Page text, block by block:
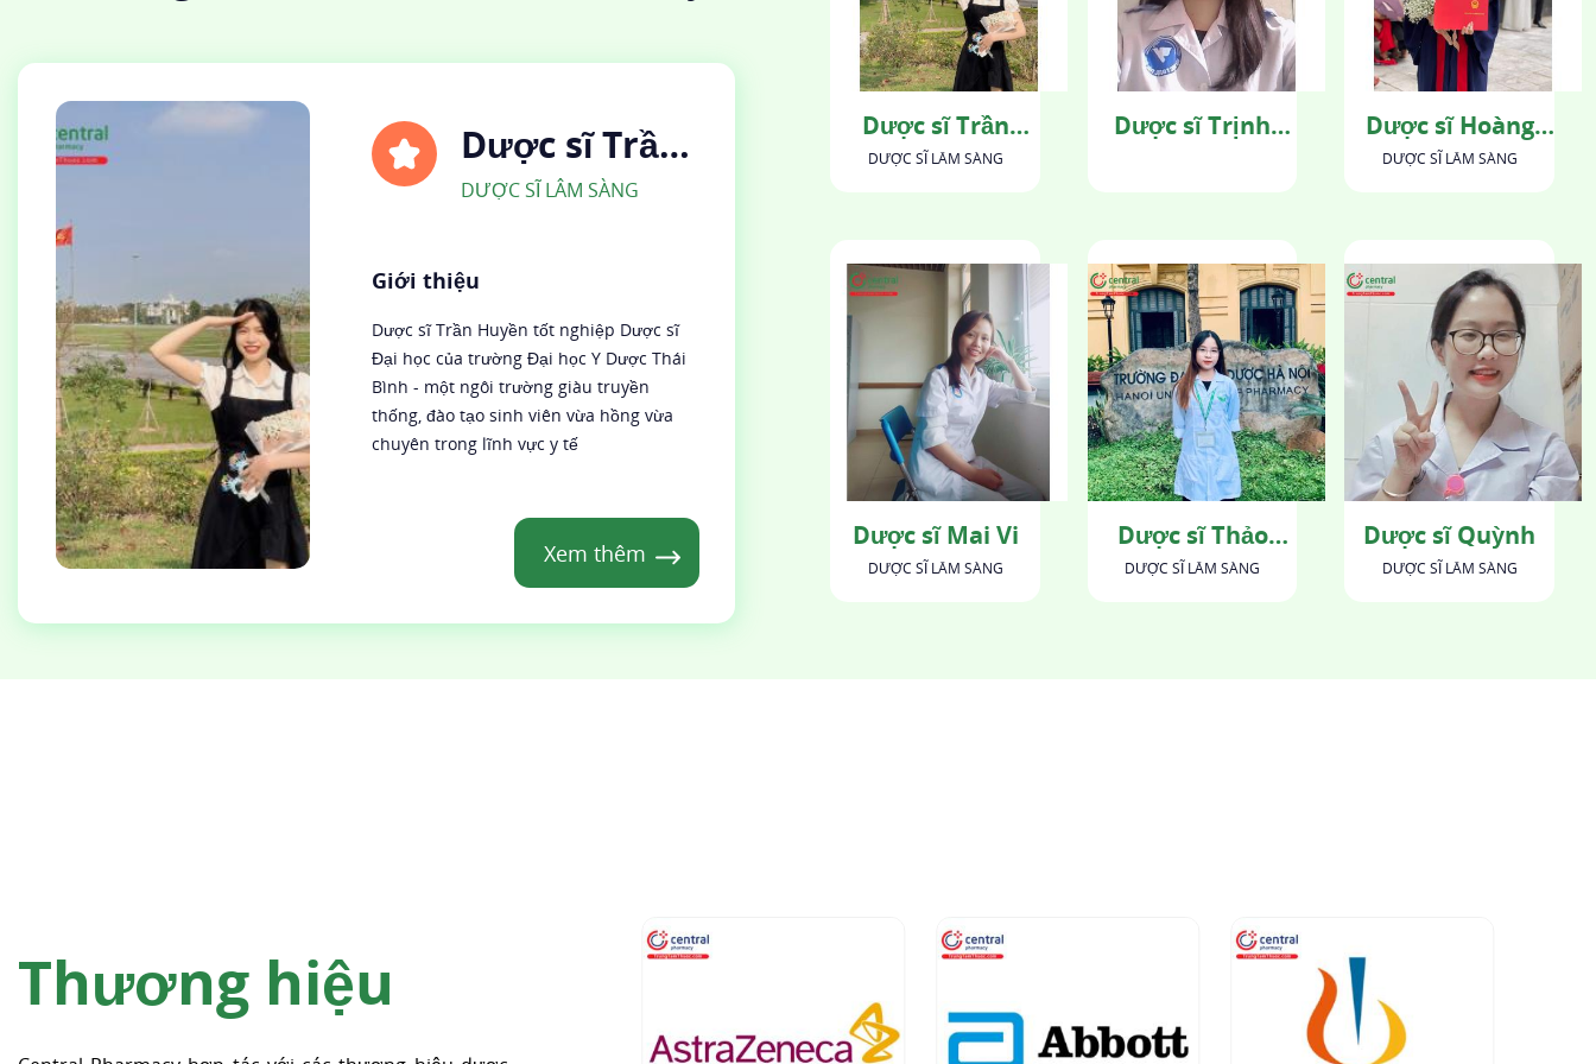
Dược sĩ Trần
Huyền
DƯỢC SĨ LÂM SÀNG
Giới thiệu
Dược sĩ Trần Huyền tốt nghiệp Dược sĩ
Đại học của trường Đại học Y Dược Thái
Bình - một ngôi trường giàu truyền
thống, đào tạo sinh viên vừa hồng vừa
chuyên trong lĩnh vực y tế
Xem thêm
Dược sĩ Trần
Huyền
DƯỢC SĨ LÂM SÀNG
Dược sĩ Trịnh
Dược sĩ Hoàng
Mai
DƯỢC SĨ LÂM SÀNG
Dược sĩ Mai Vi
DƯỢC SĨ LÂM SÀNG
Dược sĩ Thảo
Phương
DƯỢC SĨ LÂM SÀNG
Dược sĩ Quỳnh
DƯỢC SĨ LÂM SÀNG
Thương hiệu